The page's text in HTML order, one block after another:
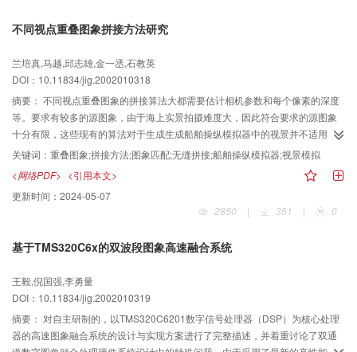
不同视点重叠图象拼接方法研究
兰培真,马越,邱志雄,金一丞,石教英
DOI：10.11834/jig.2002010318
摘要： 不同视点重叠图象的拼接算法大都需要估计相机参数和每个像素的深度
等。要求有较多的源图象，由于海上实景拍摄难度大，因此符合要求的源图象
十分有限，这些现有的算法对于生成生成船舶操纵模拟器中的视景并不适用，
根据船舶操纵模拟器对视景的要求和背景实景图象拍摄的具体要求，依据三维
成像几何理论，建立了相邻重叠图象的成像几何模型，在此基础上经数学推算
得出，仅当重叠区域中的两物点位于同一景深面上或位于两视点垂直平分面上
时，在左右像面上两相应像点间的距离才不产生变化，由此提出在一定条件下
的不同视点重叠图象的基于视点垂直平分面最深景物线和基于同深景物面平行
果较好，可推广到对背景几何精度要求不高的中远距离不同视点重叠图象的拼
关键词： 重叠图象;拼接方法;图象匹配;无缝拼接;船舶操纵模拟器;视景模拟
<网络PDF> <引用本文>
更新时间： 2024-05-07
2850
| 351 | 0
基于TMS320C6x的双波段图象高速融合系统
王毅,倪国强,李勇量
DOI：10.11834/jig.2002010319
摘要： 对自主研制的，以TMS320C6201数字信号处理器（DSP）为核心处理
器的高速图象融合系统的设计与实现方案进行了完整描述，并着重讨论了双通